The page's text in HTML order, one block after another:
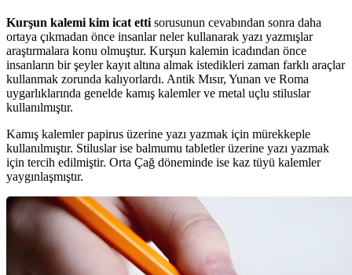
Kurşun kalemi kim icat etti sorusunun cevabından sonra daha
ortaya çıkmadan önce insanlar neler kullanarak yazı yazmışlar
araştırmalara konu olmuştur. Kurşun kalemin icadından önce
insanların bir şeyler kayıt altına almak istedikleri zaman farklı araçlar
kullanmak zorunda kalıyorlardı. Antik Mısır, Yunan ve Roma
uygarlıklarında genelde kamış kalemler ve metal uçlu stiluslar
kullanılmıştır.
Kamış kalemler papirus üzerine yazı yazmak için mürekkeple
kullanılmıştır. Stiluslar ise balmumu tabletler üzerine yazı yazmak
için tercih edilmiştir. Orta Çağ döneminde ise kaz tüyü kalemler
yaygınlaşmıştır.